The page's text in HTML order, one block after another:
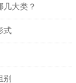
几大类？
式
别